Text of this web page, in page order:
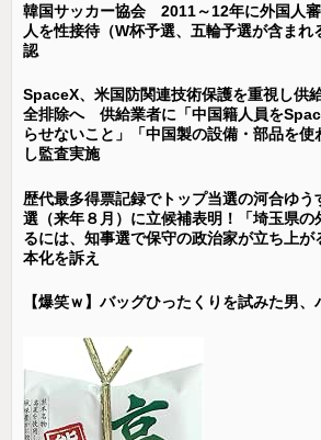
韓国サッカー協会 2011～12年に外国人
人を性接待（W杯予選、五輪予選が含まれ
認
SpaceX、米国防関連技術保護を重視し供
全排除へ 供給業者に「中国籍人員を
らせないこと」「中国製の設備・部品を使
し監査実施
歴代最多得票記録でトップ当選の河合ゆう
選（来年８月）に立候補表明！「埼玉県の
るには、知事選で保守の政治家が立ち上が
本化を訴え
【爆笑ｗ】バッグひったくりを試みた男、